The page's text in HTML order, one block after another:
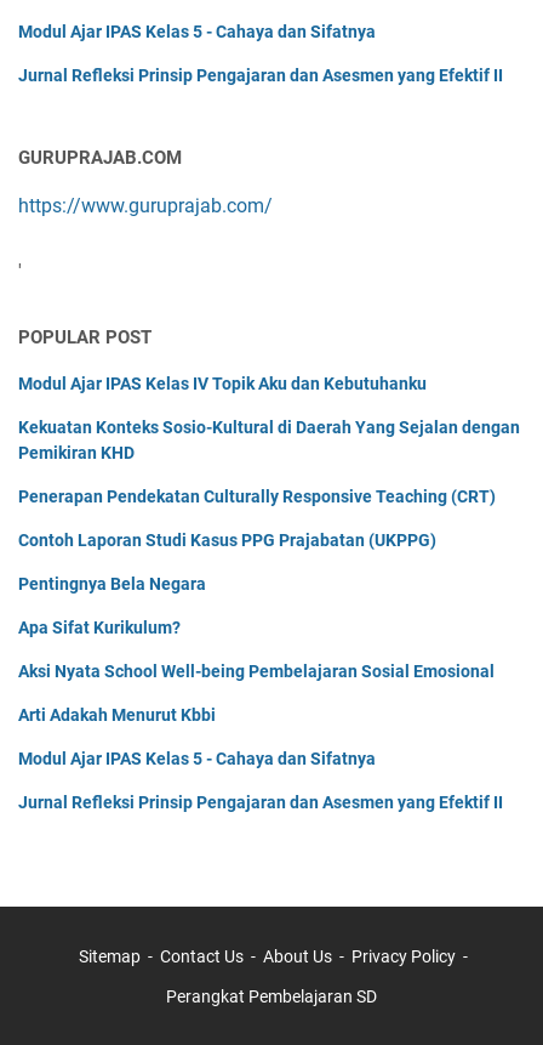
Modul Ajar IPAS Kelas 5 - Cahaya dan Sifatnya
Jurnal Refleksi Prinsip Pengajaran dan Asesmen yang Efektif II
GURUPRAJAB.COM
https://www.guruprajab.com/
'
POPULAR POST
Modul Ajar IPAS Kelas IV Topik Aku dan Kebutuhanku
Kekuatan Konteks Sosio-Kultural di Daerah Yang Sejalan dengan
Pemikiran KHD
Penerapan Pendekatan Culturally Responsive Teaching (CRT)
Contoh Laporan Studi Kasus PPG Prajabatan (UKPPG)
Pentingnya Bela Negara
Apa Sifat Kurikulum?
Aksi Nyata School Well-being Pembelajaran Sosial Emosional
Arti Adakah Menurut Kbbi
Modul Ajar IPAS Kelas 5 - Cahaya dan Sifatnya
Jurnal Refleksi Prinsip Pengajaran dan Asesmen yang Efektif II
Sitemap Contact Us About Us Privacy Policy
Perangkat Pembelajaran SD